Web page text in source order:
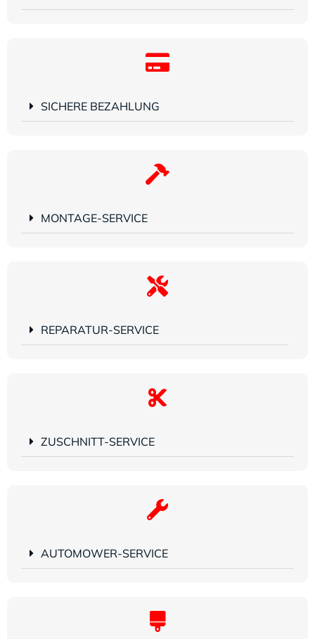
SICHERE BEZAHLUNG
MONTAGE-SERVICE
REPARATUR-SERVICE
ZUSCHNITT-SERVICE
AUTOMOWER-SERVICE